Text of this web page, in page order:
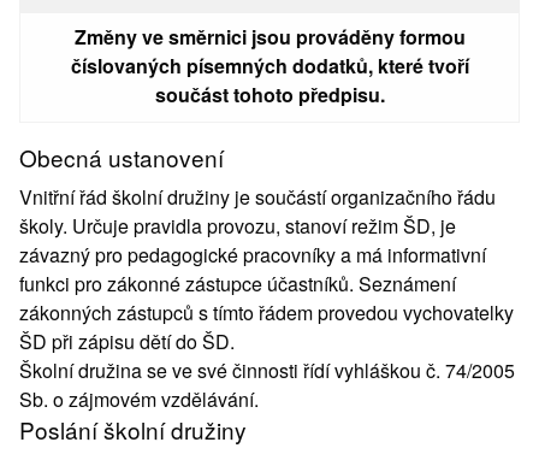
Změny ve směrnici jsou prováděny formou
číslovaných písemných dodatků, které tvoří
součást tohoto předpisu.
Obecná ustanovení
Vnitřní řád školní družiny je součástí organizačního řádu
školy. Určuje pravidla provozu, stanoví režim ŠD, je
závazný pro pedagogické pracovníky a má informativní
funkci pro zákonné zástupce účastníků. Seznámení
zákonných zástupců s tímto řádem provedou vychovatelky
ŠD při zápisu dětí do ŠD.
Školní družina se ve své činnosti řídí vyhláškou č. 74/2005
Sb. o zájmovém vzdělávání.
Poslání školní družiny